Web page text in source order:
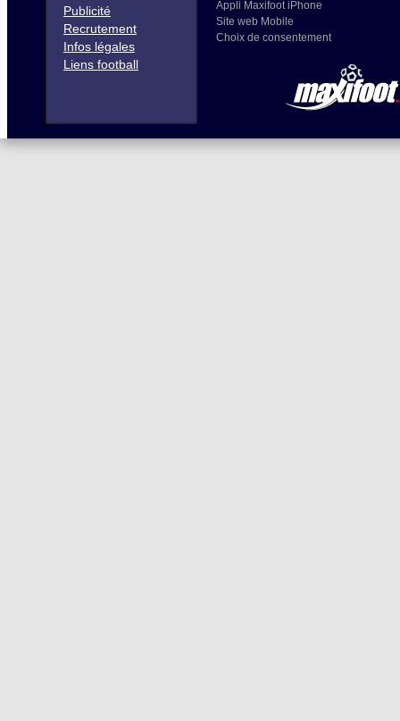
Publicité
Recrutement
Infos légales
Liens football
Appli Maxifoot iPhone
Site web Mobile
Choix de consentement